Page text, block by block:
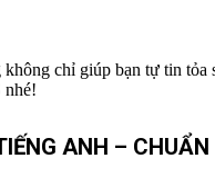
chỉ giúp bạn tự tin
nhé!
ANH –